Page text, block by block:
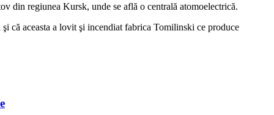
din regiunea Kursk, unde se află o centrală atomoelectrică.
că aceasta a lovit şi incendiat fabrica Tomilinski ce produce